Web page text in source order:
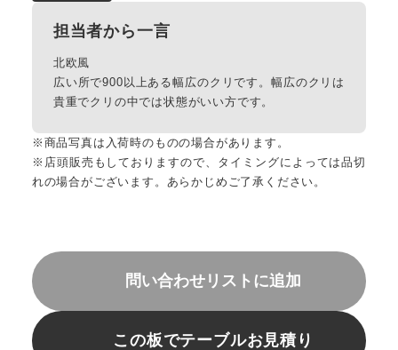
担当者から一言
北欧風
広い所で900以上ある幅広のクリです。幅広のクリは
貴重でクリの中では状態がいい方です。
※商品写真は入荷時のものの場合があります。
※店頭販売もしておりますので、タイミングによっては品切
れの場合がございます。あらかじめご了承ください。
問い合わせリストに追加
この板でテーブルお見積り